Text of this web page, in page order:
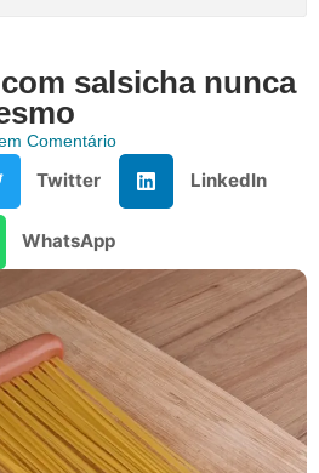
salsicha nunca
Comentário
Twitter LinkedIn
WhatsApp